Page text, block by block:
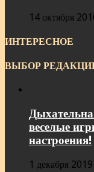
14 октября
ИНТЕРЕСНОЕ
ВЫБОР
веселые
настроения!
1 декабря 2019